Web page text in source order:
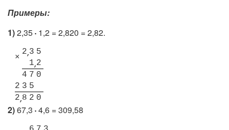
Примеры:
1)2,35 1,2 = 2,820 = 2,82.
×
2 3 5
1 2
4 7 0
2 3 5
2 8 2 0
2)67,3 4,6 = 309,58